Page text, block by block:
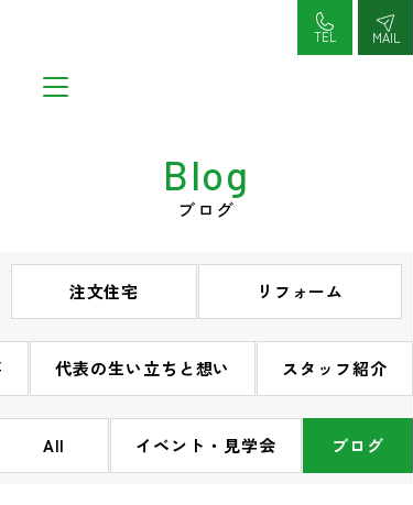
プ
TEL MAIL
Blog
ブログ
注文住宅 リフォーム
代表の生い立ちと想い スタッフ紹介
All イベント・見学会 ブログ